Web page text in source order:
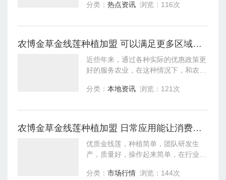
业发展主流。鑫希望金线莲种植加盟，
经逐渐
分类： 热点资讯 浏览：116次
农博金草金线莲种植加盟 可以满足更多区域种植需求
近些年来，通过各种实际的优惠政策更
好的服务农业，在这种情况下，和农业
从事农业相关产业的人群也都实现了致
召，纷纷
分类： 本地资讯 浏览：121次
农博金草金线莲种植加盟 日常应用能让消费者足够放心
优质金线莲，种植简单，团队研发生
产，质量好，操作起来简单，在行业内
盟，总部为加盟商提供优质驯化种苗以
分类： 市场行情 浏览：144次